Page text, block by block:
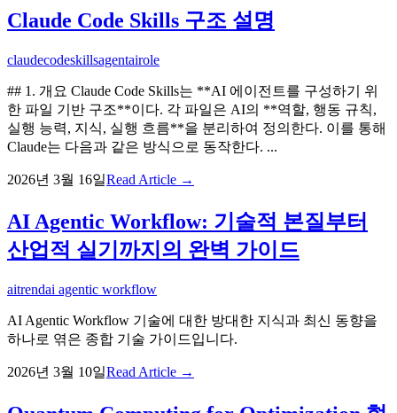
Claude Code Skills 구조 설명
claudecodeskillsagentairole
## 1. 개요 Claude Code Skills는 **AI 에이전트를 구성하기 위
한 파일 기반 구조**이다. 각 파일은 AI의 **역할, 행동 규칙,
실행 능력, 지식, 실행 흐름**을 분리하여 정의한다. 이를 통해
Claude는 다음과 같은 방식으로 동작한다. ...
2026년 3월 16일Read Article →
AI Agentic Workflow: 기술적 본질부터
산업적 실기까지의 완벽 가이드
aitrendai agentic workflow
AI Agentic Workflow 기술에 대한 방대한 지식과 최신 동향을
하나로 엮은 종합 기술 가이드입니다.
2026년 3월 10일Read Article →